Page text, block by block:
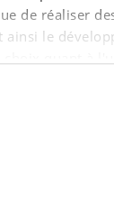
de réaliser
ainsi le
choix quant à
à tout
relative aux
sur